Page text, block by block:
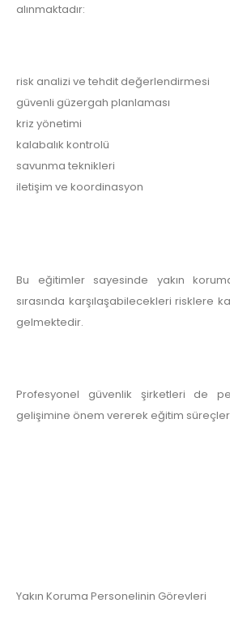
alınmaktadır:
risk analizi ve tehdit değerlendirmesi
güvenli güzergah planlaması
kriz yönetimi
kalabalık kontrolü
savunma teknikleri
iletişim ve koordinasyon
Bu eğitimler sayesinde yakın
sırasında karşılaşabilecekleri risklere
gelmektedir.
Profesyonel güvenlik şirketleri de
gelişimine önem vererek eğitim
Yakın Koruma Personelinin Görevleri